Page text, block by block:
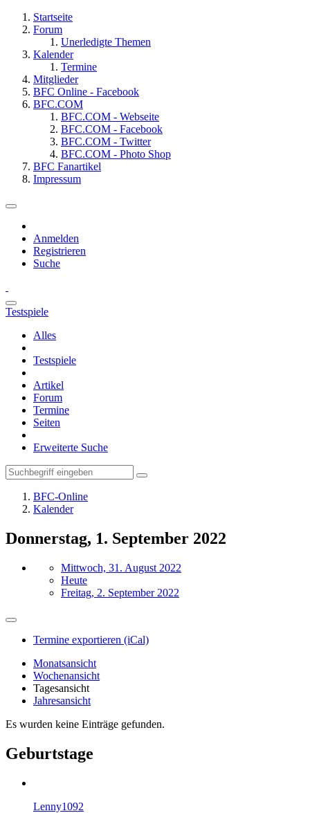
Startseite
Forum
Unerledigte Themen
Kalender
Termine
Mitglieder
BFC Online - Facebook
BFC.COM
BFC.COM - Webseite
BFC.COM - Facebook
BFC.COM - Twitter
BFC.COM - Photo Shop
BFC Fanartikel
Impressum
Anmelden
Registrieren
Suche
Testspiele
Alles
Testspiele
Artikel
Forum
Termine
Seiten
Erweiterte Suche
BFC-Online
Kalender
Donnerstag, 1. September 2022
Mittwoch, 31. August 2022
Heute
Freitag, 2. September 2022
Termine exportieren (iCal)
Monatsansicht
Wochenansicht
Tagesansicht
Jahresansicht
Es wurden keine Einträge gefunden.
Geburtstage
Lenny1092